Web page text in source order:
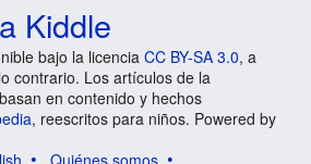
Kiddle
bajo la licencia CC BY-SA 3.0, a
contrario. Los artículos de la
en contenido y hechos
, reescritos para niños. Powered by
Quiénes somos